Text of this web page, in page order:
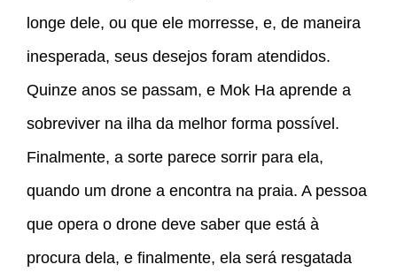
longe dele, ou que ele morresse, e, de maneira
inesperada, seus desejos foram atendidos.
Quinze anos se passam, e Mok Ha aprende a
sobreviver na ilha da melhor forma possível.
Finalmente, a sorte parece sorrir para ela,
quando um drone a encontra na praia. A pessoa
que opera o drone deve saber que está à
procura dela, e finalmente, ela será resgatada